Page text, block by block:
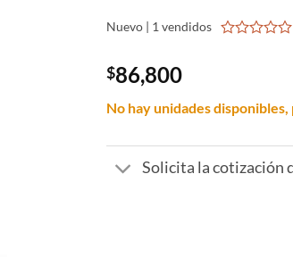
Nuevo | 1 vendidos
$86,800
No hay unidades
Solicita la cotización